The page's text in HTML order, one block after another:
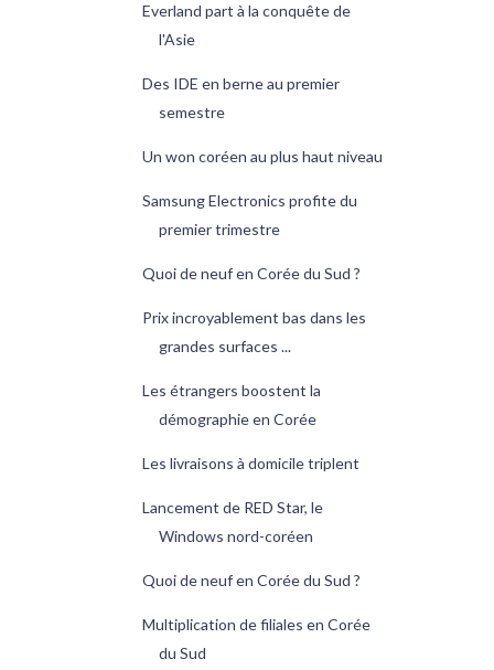
Everland part à la conquête de
l'Asie
Des IDE en berne au premier
semestre
Un won coréen au plus haut niveau
Samsung Electronics profite du
premier trimestre
Quoi de neuf en Corée du Sud ?
Prix incroyablement bas dans les
grandes surfaces ...
Les étrangers boostent la
démographie en Corée
Les livraisons à domicile triplent
Lancement de RED Star, le
Windows nord-coréen
Quoi de neuf en Corée du Sud ?
Multiplication de filiales en Corée
du Sud